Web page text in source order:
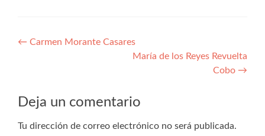
Navegación
← Carmen Morante Casares
María de los Reyes Revuelta
Cobo →
Deja un comentario
Tu dirección de correo electrónico no será publicada.